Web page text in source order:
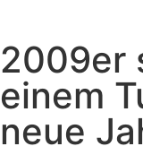
2009er
einem
neue